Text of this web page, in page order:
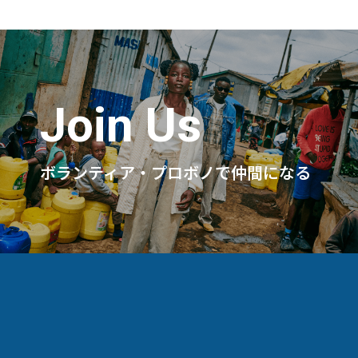
・規約
Join Us
ボランティア・プロボノで仲間になる